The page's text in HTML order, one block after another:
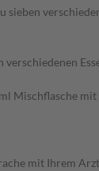
Mischflasche
mit Ihrem